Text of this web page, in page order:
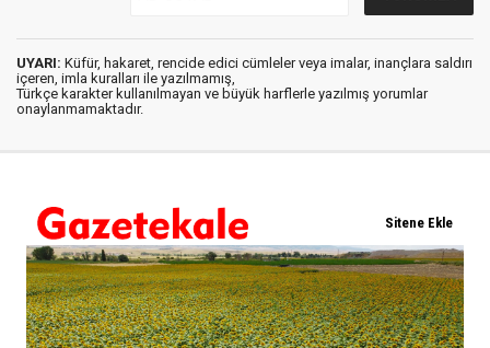
UYARI: Küfür, hakaret, rencide edici cümleler veya imalar, inançlara saldırı
içeren, imla kuralları ile yazılmamış,
Türkçe karakter kullanılmayan ve büyük harflerle yazılmış yorumlar
onaylanmamaktadır.